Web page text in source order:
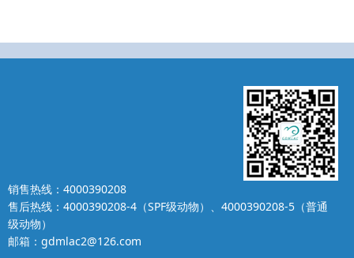
销售热线：4000390208
售后热线：4000390208-4（SPF级动物）、4000390208-5（普通
级动物）
邮箱：gdmlac2@126.com